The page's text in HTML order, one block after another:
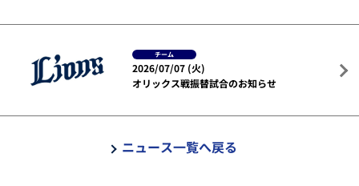
チーム
2026/07/07 (火)
オリックス戦振替試合のお知らせ
ニュース一覧へ戻る